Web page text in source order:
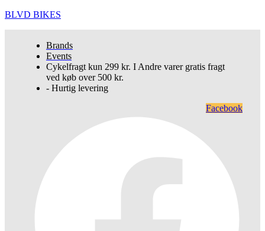
BLVD BIKES
Brands
Events
Cykelfragt kun 299 kr. I Andre varer gratis fragt
ved køb over 500 kr.
- Hurtig levering
Facebook